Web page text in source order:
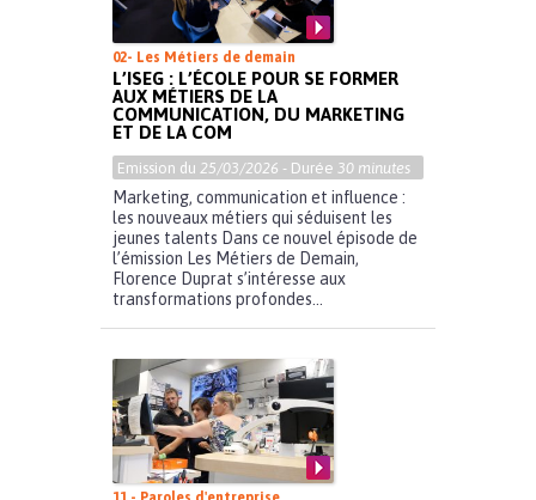
02- Les Métiers de demain
L’ISEG : L’ÉCOLE POUR SE FORMER
AUX MÉTIERS DE LA
COMMUNICATION, DU MARKETING
ET DE LA COM
Emission du 25/03/2026 - Durée 30 minutes
Marketing, communication et influence :
les nouveaux métiers qui séduisent les
jeunes talents Dans ce nouvel épisode de
l’émission Les Métiers de Demain,
Florence Duprat s’intéresse aux
transformations profondes...